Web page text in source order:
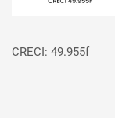
CRECI: 49.955f